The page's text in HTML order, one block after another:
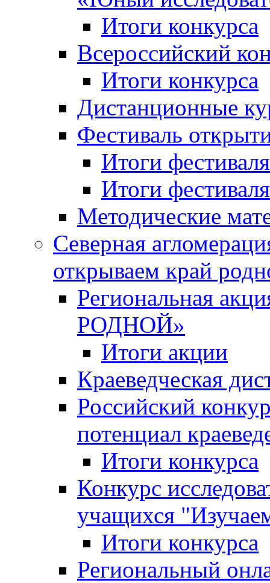
Итоги конкурса
Всероссийский
Итоги конкурса
Дистанционные
Фестиваль
Итоги
Итоги
Методические
Северная
открываем край
Региональная
РОДНОЙ»
Итоги акции
Краеведческая
Российский
потенциал
Итоги конкурса
Конкурс
учащихся
Итоги конкурса
Региональный